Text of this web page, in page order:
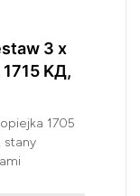
3 x
KД,
1705
stany